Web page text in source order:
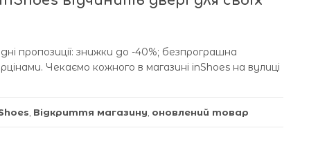
пропозиції: знижки до -40%; безпрограшна
Чекаємо кожного в магазині inShoes на вулиці
Відкриття магазину оновлений товар